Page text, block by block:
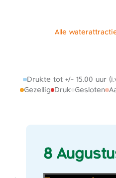
Alle
Druk
Drukte tot +/- 15.00 uur
Gesloten
Gezellig
8